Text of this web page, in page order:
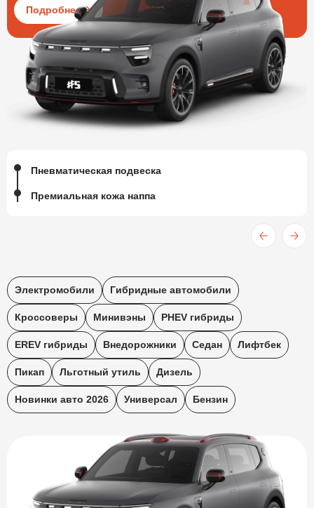
Подробнее
Пневматическая подвеска
Премиальная кожа наппа
Электромобили Гибридные автомобили
Кроссоверы Минивэны PHEV гибриды
EREV гибриды Внедорожники Седан Лифтбек
Пикап Льготный утиль Дизель
Новинки авто 2026 Универсал Бензин